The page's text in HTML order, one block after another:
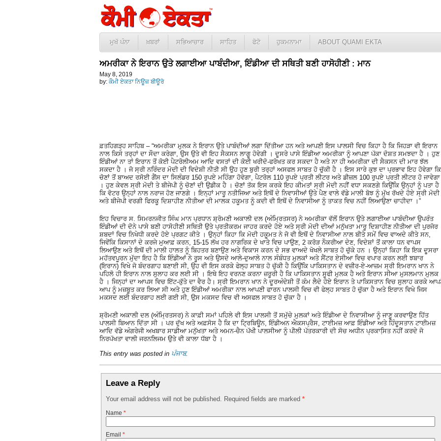
ਮੁਖੱ ਪੰਨਾ ਖ਼ਬਰਾਂ ਸਭਿਆਚਾਰ ਸਾਹਿਤ ਫੋਟੋ ਹੁਕਮਨਾਮਾ ABOUT QUAMI EKTA
ਅਮਰੀਕਾ ਨੇ ਇਰਾਨ ਉਤੇ ਲਗਾਈਆ ਪਾਬੰਦੀਆ, ਇੰਡੀਆ ਦੀ ਸਥਿਤੀ ਬਣੀ ਹਾਸੋਹੀਣੀ : ਮਾਨ
May 8, 2019
by: ਕੌਮੀ ਏਕਤਾ ਨਿਊਜ਼ ਬੀਊਰੋ
ਫ਼ਤਹਿਗੜ੍ਹ ਸਾਹਿਬ – “ਅਮਰੀਕਾ ਮੁਲਕ ਨੇ ਇਰਾਨ ਉਤੇ ਪਾਬੰਦੀਆਂ ਲਗਾ ਦਿੱਤੀਆ ਹਨ ਅਤੇ ਆਪਣੀ ਇਸ ਪਾਲਸੀ ਵਿਚ ਕਿਹਾ ਹੈ ਕਿ ਜਿਹੜਾ ਵੀ ਇਰਾਨ
ਨਾਲ ਕਿਸੇ ਤਰ੍ਹਾਂ ਦਾ ਸੌਦਾ ਕਰੇਗਾ, ਉਸ ਉਤੇ ਵੀ ਇਹ ਸੈਕਸਨ ਲਾਗੂ ਹੋਵੇਗੀ । ਦੂਸਰੇ ਪਾਸੇ ਇੰਡੀਆ ਅਮਰੀਕਾ ਨੂੰ ਆਪਣਾ ਪੱਕਾ ਦੋਸ਼ਤ ਸਮਝਦਾ ਹੈ । ਹੁਣ
ਇੰਡੀਆਂ ਨਾ ਤਾਂ ਇਰਾਨ ਤੋਂ ਕੋਈ ਪੈਟਰੋਲੀਅਮ ਆਦਿ ਵਸਤਾਂ ਦੀ ਕੋਈ ਖਰੀਦੋ-ਫਰੋਖਤ ਕਰ ਸਕਦਾ ਹੈ ਅਤੇ ਨਾ ਹੀ ਅਮਰੀਕਾ ਦੀ ਸੈਕਸਨ ਦੀ ਮਾਰ ਝੱਲ
ਸਕਦਾ ਹੈ । ਜੋ ਸ੍ਰੀ ਨਰਿੰਦਰ ਮੋਦੀ ਦੀ ਵਿਦੇਸ਼ੀ ਨੀਤੀ ਸੀ ਉਹ ਹੁਣ ਬੁਰੀ ਤਰ੍ਹਾਂ ਅਸਫਲ ਸਾਬਤ ਹੋ ਚੁੱਕੀ ਹੈ । ਇਸ ਸਾਰੇ ਕੁਝ ਦਾ ਪ੍ਰਭਾਵ ਇਹ ਹੋਵੇਗਾ ਕਿ
ਚੋਣਾਂ ਤੋਂ ਬਾਅਦ ਰਸੋਈ ਗੈਂਸ ਦਾ ਸਿਲੰਡਰ 150 ਰੁਪਏ ਮਹਿੰਗਾ ਹੋਵੇਗਾ, ਪੈਟਰੋਲ 110 ਰੁਪਏ ਪ੍ਰਤੀ ਲੀਟਰ ਅਤੇ ਡੀਜ਼ਲ 100 ਰੁਪਏ ਪ੍ਰਤੀ ਲੀਟਰ ਹੋ ਜਾਵੇਗਾ
। ਹੁਣ ਕੇਵਲ ਸ੍ਰੀ ਮੋਦੀ ਤੇ ਬੀਜੇਪੀ ਨੂੰ ਚੋਣਾਂ ਦੀ ਉਡੀਕ ਹੈ । ਚੋਣਾਂ ਤੱਕ ਇਸ ਕਰਕੇ ਇਹ ਕੀਮਤਾਂ ਸ੍ਰੀ ਮੋਦੀ ਨਹੀਂ ਵਧਾ ਸਕਣਗੇ ਕਿਉਂਕਿ ਉਨ੍ਹਾਂ ਨੂੰ ਪਤਾ ਹੈ
ਕਿ ਵੋਟਰ ਉਨ੍ਹਾਂ ਨਾਲ ਨਰਾਜ ਹੋਣ ਜਾਣਗੇ । ਇਨ੍ਹਾਂ ਮਾਰੂ ਨਤੀਜਿਆ ਅਤੇ ਇਥੋਂ ਦੇ ਨਿਵਾਸੀਆਂ ਉਤੇ ਪੈਣ ਵਾਲੇ ਵੱਡੇ ਮਾਲੀ ਬੋਝ ਨੂੰ ਮੁੱਖ ਰੱਖਦੇ ਹੋਏ ਸ੍ਰੀ ਮੋਦੀ
ਅਤੇ ਬੀਜੇਪੀ ਵਰਗੀ ਫਿਰਕੂ ਦਿਸ਼ਾਹੀਣ ਨੀਤੀਆ ਦੀ ਮਾਲਕ ਹਕੂਮਤ ਨੂੰ ਕਦੀ ਵੀ ਇਥੋਂ ਦੇ ਨਿਵਾਸੀਆ ਨੂੰ ਤਾਕਤ ਵਿਚ ਨਹੀਂ ਲਿਆਉਣਾ ਚਾਹੀਦਾ ।”
ਇਹ ਵਿਚਾਰ ਸ. ਸਿਮਰਨਜੀਤ ਸਿੰਘ ਮਾਨ ਪ੍ਰਧਾਨ ਸ਼੍ਰੋਮਣੀ ਅਕਾਲੀ ਦਲ (ਅੰਮ੍ਰਿਤਸਰ) ਨੇ ਅਮਰੀਕਾ ਵੱਲੋਂ ਇਰਾਨ ਉਤੇ ਲਗਾਈਆ ਪਾਬੰਦੀਆ ਉਪਰੰਤ
ਇੰਡੀਆਂ ਦੀ ਦੋਨੇ ਪਾਸੇ ਬਣੀ ਹਾਸੋਹੀਣੀ ਸਥਿਤੀ ਉਤੇ ਪ੍ਰਤੀਕਰਮ ਜਾਹਰ ਕਰਦੇ ਹੋਏ ਅਤੇ ਸ੍ਰੀ ਮੋਦੀ ਦੀਆਂ ਮਨੁੱਖਤਾ ਮਾਰੂ ਦਿਸ਼ਾਹੀਣ ਨੀਤੀਆ ਦੀ ਪੁਰਜੋਰ
ਸ਼ਬਦਾਂ ਵਿਚ ਨਿਖੇਧੀ ਕਰਦੇ ਹੋਏ ਪ੍ਰਗਟ ਕੀਤੇ । ਉਨ੍ਹਾਂ ਕਿਹਾ ਕਿ ਮੋਦੀ ਹਕੂਮਤ ਨੇ ਜੋ ਵੀ ਇਥੋਂ ਦੇ ਨਿਵਾਸੀਆ ਨਾਲ ਬੀਤੇ ਸਮੇਂ ਵਿਚ ਵਾਅਦੇ ਕੀਤੇ ਸਨ,
ਜਿਵੇਂਕਿ ਕਿਸਾਨਾਂ ਦੇ ਕਰਜੇ ਮੁਆਫ਼ ਕਰਨ, 15-15 ਲੱਖ ਹਰ ਨਾਗਰਿਕ ਦੇ ਖਾਤੇ ਵਿਚ ਪਾਉਣ, 2 ਕਰੋੜ ਨੌਕਰੀਆ ਦੇਣ, ਵਿਦੇਸ਼ਾਂ ਤੋਂ ਕਾਲਾ ਧਨ ਵਾਪਸ
ਲਿਆਉਣ ਅਤੇ ਇਥੋਂ ਦੀ ਮਾਲੀ ਹਾਲਤ ਨੂੰ ਬਿਹਤਰ ਬਣਾਉਣ ਅਤੇ ਵਿਕਾਸ ਕਰਨ ਦੇ ਸਭ ਵਾਅਦੇ ਖੋਖਲੇ ਸਾਬਤ ਹੋ ਚੁੱਕੇ ਹਨ । ਉਨ੍ਹਾਂ ਕਿਹਾ ਕਿ ਇਕ ਦੂਸਰਾ
ਮਹੱਤਵਪੂਰਨ ਮੁੱਦਾ ਇਹ ਹੈ ਕਿ ਇੰਡੀਆਂ ਨੇ ਰੂਸ ਅਤੇ ਉਸਦੇ ਆਲੇ-ਦੁਆਲੇ ਨਾਲ ਸੰਬੰਧਤ ਮੁਲਕਾਂ ਅਤੇ ਸੈਂਟਰ ਏਸੀਆ ਵਿਚ ਵਪਾਰ ਕਰਨ ਲਈ ਝਬਾਰ
(ਇਰਾਨ) ਵਿਖੇ ਜੋ ਬੰਦਰਗਾਹ ਬਣਾਈ ਸੀ, ਉਹ ਵੀ ਇਸ ਕਰਕੇ ਫੇਲ੍ਹ ਸਾਬਤ ਹੋ ਚੁੱਕੀ ਹੈ ਕਿਉਂਕਿ ਪਾਕਿਸਤਾਨ ਦੇ ਵਜ਼ੀਰ-ਏ-ਆਜ਼ਮ ਸ੍ਰੀ ਇਮਰਾਨ ਖਾਨ ਨੇ
ਪਹਿਲੋ ਹੀ ਇਰਾਨ ਨਾਲ ਸੁਲਾਹ ਕਰ ਲਈ ਸੀ । ਇਥੇ ਇਹ ਵਰਨਣ ਕਰਨਾ ਜ਼ਰੂਰੀ ਹੈ ਕਿ ਪਾਕਿਸਤਾਨ ਸੂਫੀ ਮੁਲਕ ਹੈ ਅਤੇ ਇਰਾਨ ਸੀਆ ਮੁਸਲਮਾਨ ਮੁਲਕ
ਹੈ । ਜਿਨ੍ਹਾਂ ਦਾ ਆਪਸ ਵਿਚ ਇੱਟ-ਕੁੱਤੇ ਦਾ ਵੈਰ ਹੈ। ਸ੍ਰੀ ਇਮਰਾਨ ਖਾਨ ਨੇ ਦੂਰਅੰਦੇਸ਼ੀ ਤੋਂ ਕੰਮ ਲੈਦੇ ਹੋਏ ਇਰਾਨ ਤੇ ਪਾਕਿਸਤਾਨ ਵਿਚ ਸੁਲਾਹ ਕਰਕੇ
ਆਪ ਨੂੰ ਮਜ਼ਬੂਤ ਕਰ ਲਿਆ ਸੀ ਅਤੇ ਹੁਣ ਇੰਡੀਆਂ ਅਮਰੀਕਾ ਨਾਲ ਆਪਣੀ ਫਾਰਨ ਪਾਲਸੀ ਵਿਚ ਵੀ ਫੇਲ੍ਹ ਸਾਬਤ ਹੋ ਚੁੱਕਾ ਹੈ ਅਤੇ ਇਰਾਨ ਵਿਖੇ ਜਿਸ
ਮਕਸਦ ਲਈ ਬੰਦਰਗਾਹ ਲਈ ਗਈ ਸੀ, ਉਸ ਮਕਸਦ ਵਿਚ ਵੀ ਅਸਫਲ ਸਾਬਤ ਹੋ ਚੁੱਕਾ ਹੈ ।
ਸ਼੍ਰੋਮਣੀ ਅਕਾਲੀ ਦਲ (ਅੰਮ੍ਰਿਤਸਰ) ਨੇ ਕਾਫ਼ੀ ਸਮਾਂ ਪਹਿਲੇ ਵੀ ਇਸ ਪਾਲਸੀ ਤੋਂ ਸਮੁੱਚੇ ਮੁਲਕਾਂ ਅਤੇ ਇੰਡੀਆ ਦੇ ਨਿਵਾਸੀਆ ਨੂੰ ਜਾਣੂ ਕਰਵਾਉਣ ਹਿੱਤ
ਪਾਲਸੀ ਬਿਆਨ ਦਿੱਤਾ ਸੀ । ਪਰ ਦੁੱਖ ਅਤੇ ਅਫ਼ਸੋਸ ਹੈ ਕਿ ਦਾ ਟ੍ਰਿਬਿਊਨ, ਇੰਡੀਅਨ ਐਕਸਪ੍ਰੈਸ, ਟਾਈਮਜ਼ ਆਫ਼ ਇੰਡੀਆ ਅਤੇ ਹਿੰਦੂਸਤਾਨ ਟਾਈਮਜ਼
ਆਦਿ ਵੱਡੇ ਅੰਗਰੇਜੀ ਅਖਬਾਰ ਸਾਡੀਆ ਮਨੁੱਖਤਾ ਅਤੇ ਅਮਨ-ਚੈਨ ਪੱਖੀ ਪਾਲਸੀਆ ਨੂੰ ਪੀਲੀ ਪੱਤਰਕਾਰੀ ਦੀ ਸੋਚ ਅਧੀਨ ਪ੍ਰਕਾਸਿ਼ਤ ਨਹੀਂ ਕਰਦੇ ਜੋ
ਨਿਰਪੱਖਤਾ ਵਾਲੀ ਜਰਨਲਿਜਮ ਉਤੇ ਵੀ ਕਾਲਾ ਧੱਬਾ ਹੈ ।
This entry was posted in ਪੰਜਾਬ.
Leave a Reply
Your email address will not be published. Required fields are marked *
Name *
Email *